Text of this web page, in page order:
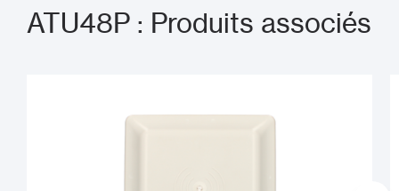
ATU48P : Produits associés